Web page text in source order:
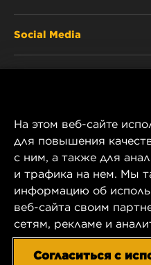
CAREER
COMPANY STORE
DATA PRIVACY
Social Media
Instagram
YouTube
1 Wix Way
P.O. Box 1967
Gastonia, NC 28054
US Product & Customer
На этом веб-сайте
для повышения
с ним, а также для
и трафика на нем. Мы
информацию об
веб-сайта своим
сетям, рекламе и
Согласиться с